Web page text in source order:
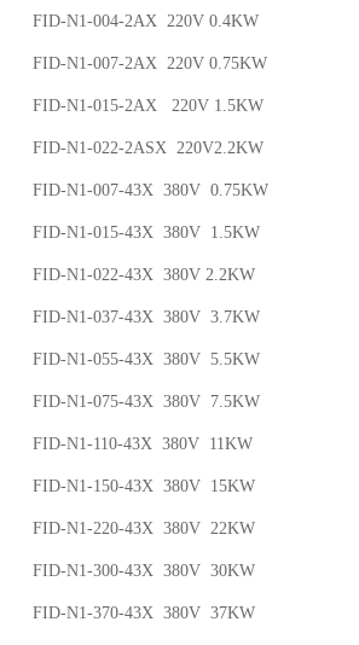
FID-N1-004-2AX 220V 0.4KW
FID-N1-007-2AX 220V 0.75KW
FID-N1-015-2AX 220V 1.5KW
FID-N1-022-2ASX 220V2.2KW
FID-N1-007-43X 380V 0.75KW
FID-N1-015-43X 380V 1.5KW
FID-N1-022-43X 380V 2.2KW
FID-N1-037-43X 380V 3.7KW
FID-N1-055-43X 380V 5.5KW
FID-N1-075-43X 380V 7.5KW
FID-N1-110-43X 380V 11KW
FID-N1-150-43X 380V 15KW
FID-N1-220-43X 380V 22KW
FID-N1-300-43X 380V 30KW
FID-N1-370-43X 380V 37KW